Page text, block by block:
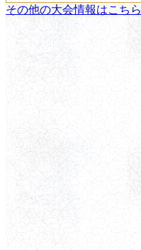
その他の大会情報はこちら